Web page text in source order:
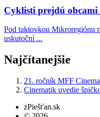
Cyklisti prejdú
Pod taktovkou Mikroregiónu
uskutoční ...
Najčítanejšie
21. ročník MFF
Cinematik uvedie
zPiešťan.sk